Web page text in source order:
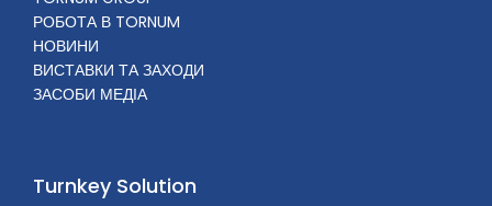
РОБОТА В TORNUM
НОВИНИ
ВИСТАВКИ ТА ЗАХОДИ
ЗАСОБИ МЕДІА
Turnkey Solution